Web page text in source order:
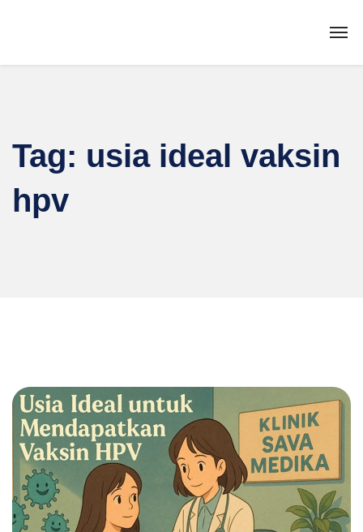
Tag: usia ideal vaksin
hpv